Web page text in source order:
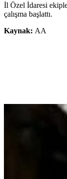
İl Özel İdaresi
çalışma başlattı.
Kaynak: AA